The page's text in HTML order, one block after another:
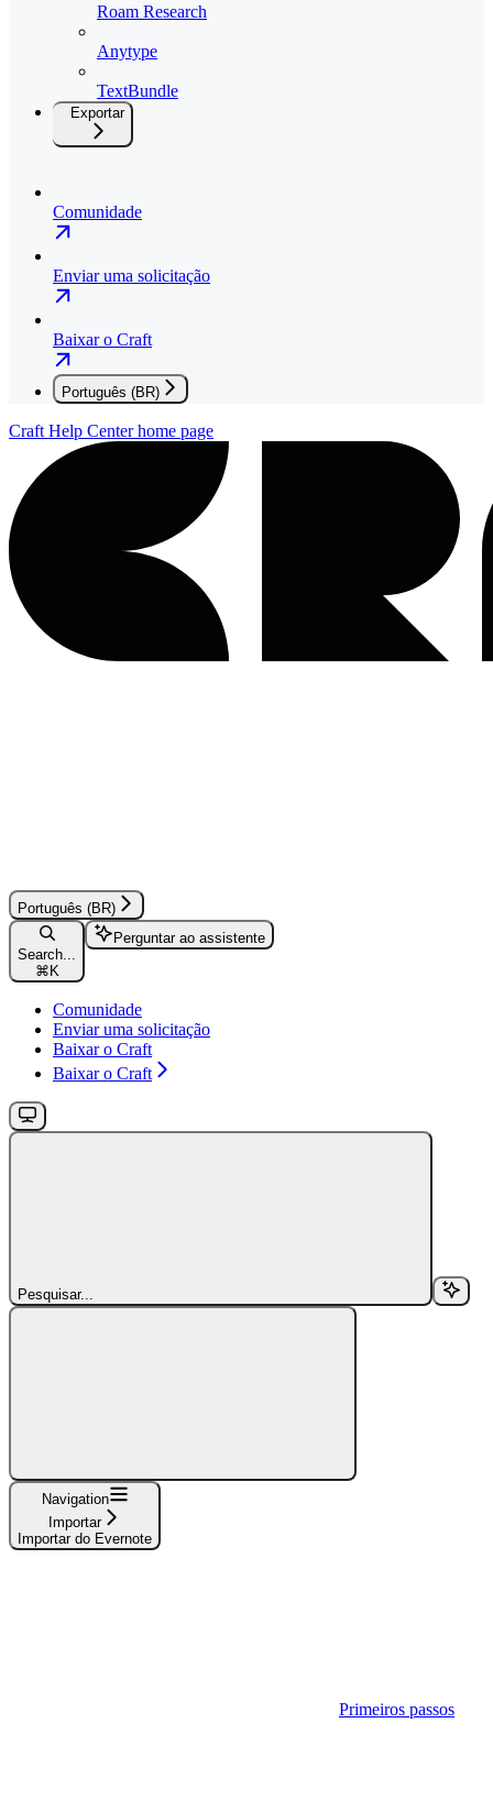
Roam Research
Anytype
TextBundle
Exportar
Comunidade
Enviar uma solicitação
Baixar o Craft
Português (BR)
Craft Help Centerhome page
Português (BR)
Search...
⌘K
Perguntar ao assistente
Comunidade
Enviar uma solicitação
Baixar o Craft
Baixar o Craft
Pesquisar...
Navigation
Importar
Importar do Evernote
Primeiros passos